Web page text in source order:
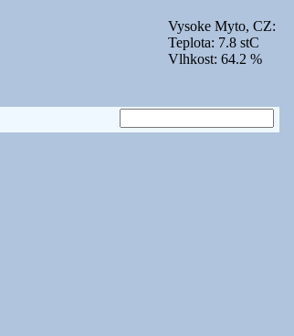
Vysoke Myto, CZ:
Teplota: 7.8 stC
Vlhkost: 64.2 %